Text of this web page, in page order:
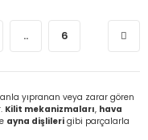
.. 6
yıpranan veya zarar gören
Kilit mekanizmaları, hava
ayna dişlileri gibi parçalarla